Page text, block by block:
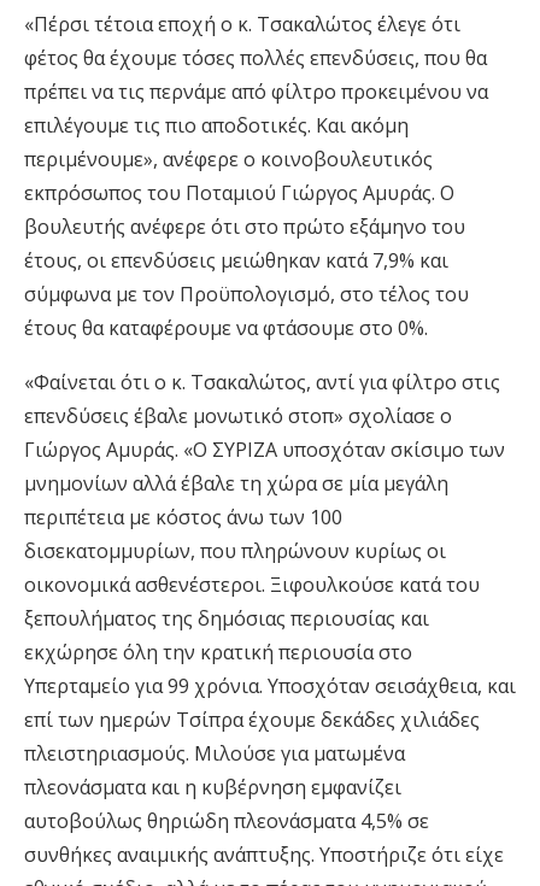
«Πέρσι τέτοια εποχή ο κ. Τσακαλώτος έλεγε ότι
φέτος θα έχουμε τόσες πολλές επενδύσεις, που θα
πρέπει να τις περνάμε από φίλτρο προκειμένου να
επιλέγουμε τις πιο αποδοτικές. Και ακόμη
περιμένουμε», ανέφερε ο κοινοβουλευτικός
εκπρόσωπος του Ποταμιού Γιώργος Αμυράς. Ο
βουλευτής ανέφερε ότι στο πρώτο εξάμηνο του
έτους, οι επενδύσεις μειώθηκαν κατά 7,9% και
σύμφωνα με τον Προϋπολογισμό, στο τέλος του
έτους θα καταφέρουμε να φτάσουμε στο 0%.
«Φαίνεται ότι ο κ. Τσακαλώτος, αντί για φίλτρο στις
επενδύσεις έβαλε μονωτικό στοπ» σχολίασε ο
Γιώργος Αμυράς. «Ο ΣΥΡΙΖΑ υποσχόταν σκίσιμο των
μνημονίων αλλά έβαλε τη χώρα σε μία μεγάλη
περιπέτεια με κόστος άνω των 100
δισεκατομμυρίων, που πληρώνουν κυρίως οι
οικονομικά ασθενέστεροι. Ξιφουλκούσε κατά του
ξεπουλήματος της δημόσιας περιουσίας και
εκχώρησε όλη την κρατική περιουσία στο
Υπερταμείο για 99 χρόνια. Υποσχόταν σεισάχθεια, και
επί των ημερών Τσίπρα έχουμε δεκάδες χιλιάδες
πλειστηριασμούς. Μιλούσε για ματωμένα
πλεονάσματα και η κυβέρνηση εμφανίζει
αυτοβούλως θηριώδη πλεονάσματα 4,5% σε
συνθήκες αναιμικής ανάπτυξης. Υποστήριζε ότι είχε